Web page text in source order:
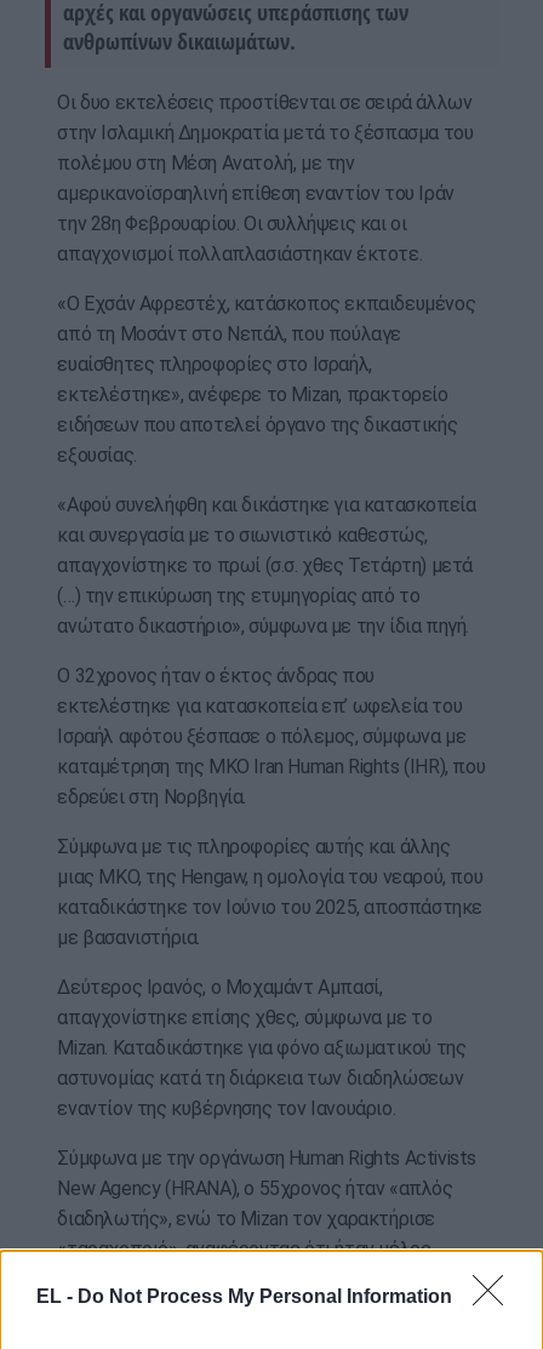
EL - Do Not Process My Personal Information
αρχές και οργανώσεις υπεράσπισης των
ανθρωπίνων δικαιωμάτων.
Οι δυο εκτελέσεις προστίθενται σε σειρά άλλων
στην Ισλαμική Δημοκρατία μετά το ξέσπασμα του
πολέμου στη Μέση Ανατολή, με την
αμερικανοϊσραηλινή επίθεση εναντίον του Ιράν
την 28η Φεβρουαρίου. Οι συλλήψεις και οι
απαγχονισμοί πολλαπλασιάστηκαν έκτοτε.
«Ο Εχσάν Αφρεστέχ, κατάσκοπος εκπαιδευμένος
από τη Μοσάντ στο Νεπάλ, που πούλαγε
ευαίσθητες πληροφορίες στο Ισραήλ,
εκτελέστηκε», ανέφερε το Mizan, πρακτορείο
ειδήσεων που αποτελεί όργανο της δικαστικής
εξουσίας.
«Αφού συνελήφθη και δικάστηκε για κατασκοπεία
και συνεργασία με το σιωνιστικό καθεστώς,
απαγχονίστηκε το πρωί (σ.σ. χθες Τετάρτη) μετά
(…) την επικύρωση της ετυμηγορίας από το
ανώτατο δικαστήριο», σύμφωνα με την ίδια πηγή.
Ο 32χρονος ήταν ο έκτος άνδρας που
εκτελέστηκε για κατασκοπεία επ’ ωφελεία του
Ισραήλ αφότου ξέσπασε ο πόλεμος, σύμφωνα με
καταμέτρηση της ΜΚΟ Iran Human Rights (IHR), που
εδρεύει στη Νορβηγία.
Σύμφωνα με τις πληροφορίες αυτής και άλλης
μιας ΜΚΟ, της Hengaw, η ομολογία του νεαρού, που
καταδικάστηκε τον Ιούνιο του 2025, αποσπάστηκε
με βασανιστήρια.
Δεύτερος Ιρανός, ο Μοχαμάντ Αμπασί,
απαγχονίστηκε επίσης χθες, σύμφωνα με το
Mizan. Καταδικάστηκε για φόνο αξιωματικού της
αστυνομίας κατά τη διάρκεια των διαδηλώσεων
εναντίον της κυβέρνησης τον Ιανουάριο.
Σύμφωνα με την οργάνωση Human Rights Activists
New Agency (HRANA), ο 55χρονος ήταν «απλός
διαδηλωτής», ενώ το Mizan τον χαρακτήρισε
«ταραχοποιό», αναφέροντας ότι ήταν μέλος
επιβολής της τάξης.